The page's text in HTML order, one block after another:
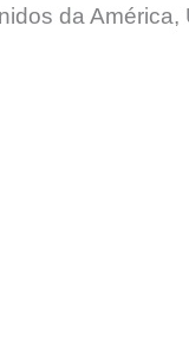
da América,